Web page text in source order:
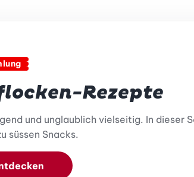
Rezepte
und unglaublich vielseitig. In dieser
süssen Snacks.